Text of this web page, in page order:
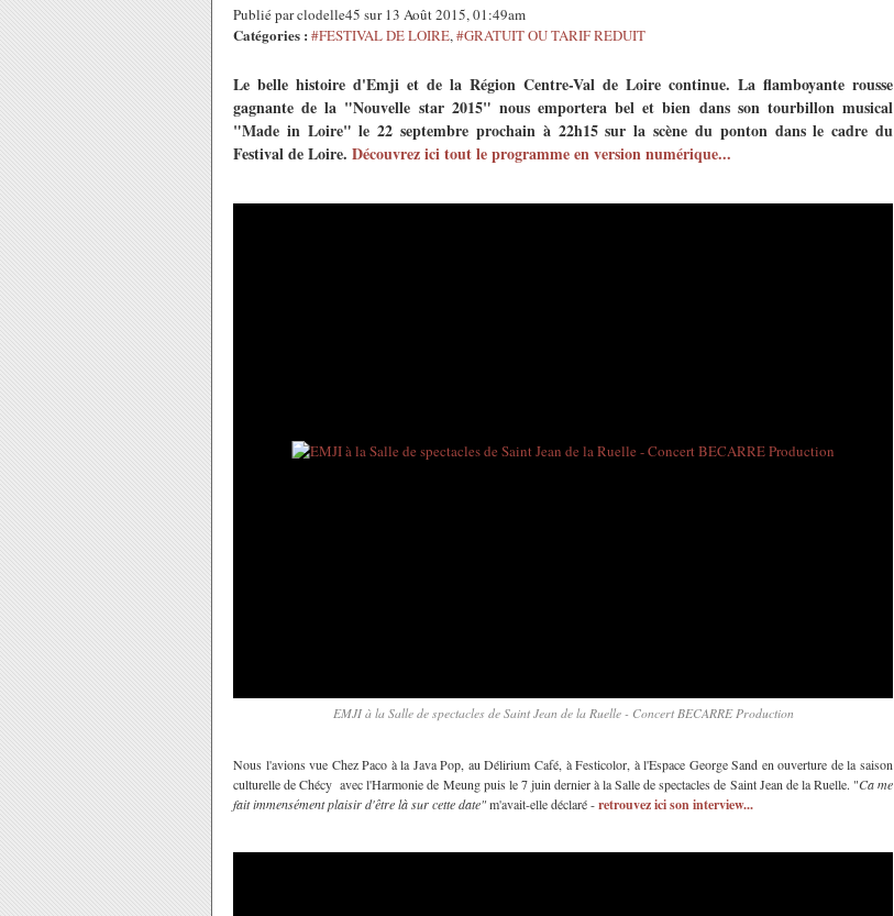
Publié par clodelle45 sur 13 Août 2015, 01:49am
Catégories : #FESTIVAL DE LOIRE,#GRATUIT OU TARIF REDUIT
Le belle histoire d'Emji et de la Région Centre-Val de Loire continue. La flamboyante rousse
gagnante de la "Nouvelle star 2015" nous emportera bel et bien dans son tourbillon musical
"Made in Loire" le 22 septembre prochain à 22h15 sur la scène du ponton dans le cadre du
Festival de Loire. Découvrez ici tout le programme en version numérique...
EMJI à la Salle de spectacles de Saint Jean de la Ruelle - Concert BECARRE Production
Nous l'avions vue Chez Paco à la Java Pop, au Délirium Café, à Festicolor, à l'Espace George Sand en ouverture de la saison
culturelle de Chécy avec l'Harmonie de Meung puis le 7 juin dernier à la Salle de spectacles de Saint Jean de la Ruelle. "Ca me
faitimmensément plaisir d'être là sur cette date"m'avait-elle déclaré -retrouvez ici son interview...